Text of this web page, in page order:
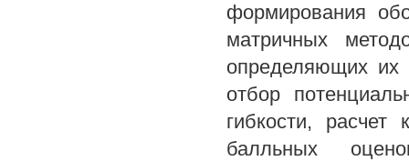
формирования
матричных
определяющих их
отбор
гибкости, расчет
балльных